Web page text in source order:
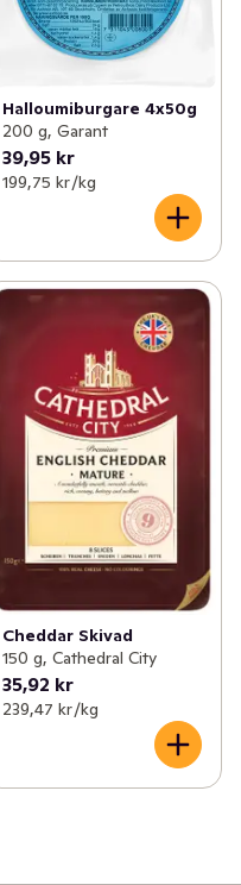
Halloumiburgare 4x50g
200 g, Garant
39,95 kr
199,75 kr /kg
Cheddar Skivad
150 g, Cathedral City
35,92 kr
239,47 kr /kg